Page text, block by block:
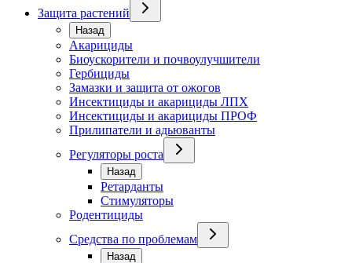
Защита растений
Назад
Акарициды
Биоускорители и почвоулучшители
Гербициды
Замазки и защита от ожогов
Инсектициды и акарициды ЛПХ
Инсектициды и акарициды ПРОФ
Прилипатели и адьюванты
Регуляторы роста
Назад
Ретарданты
Стимуляторы
Родентициды
Средства по проблемам
Назад